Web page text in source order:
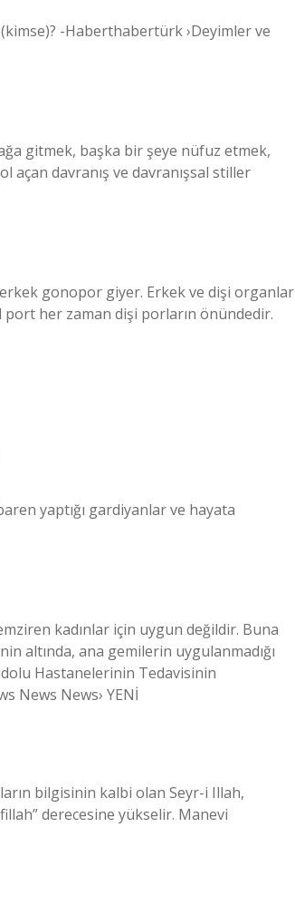
-Haberthabertürk ›Deyimler ve
gitmek, başka bir şeye nüfuz etmek,
açan davranış ve davranışsal stiller
gonopor giyer. Erkek ve dişi organlar
her zaman dişi porların önündedir.
yaptığı gardiyanlar ve hayata
kadınlar için uygun değildir. Buna
altında, ana gemilerin uygulanmadığı
Hastanelerinin Tedavisinin
News News› YENİ
bilgisinin kalbi olan Seyr-i Illah,
derecesine yükselir. Manevi